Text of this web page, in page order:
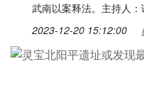
武南以案释法。主持人
2023-12-20 15:12:00